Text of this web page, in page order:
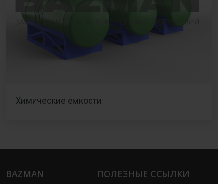
Химические емкости
BAZMAN ПОЛЕЗНЫЕ ССЫЛКИ